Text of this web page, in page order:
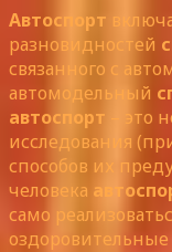
Автоспорт
разновидностей
связанного с
автомодельный
автоспорт – это
исследования
способов их
человека
само